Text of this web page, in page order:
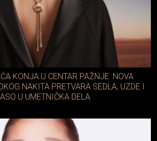
KONJA U CENTAR PAŽNJE: NOVA
NAKITA PRETVARA SEDLA, UZDE I
U UMETNIČKA DELA